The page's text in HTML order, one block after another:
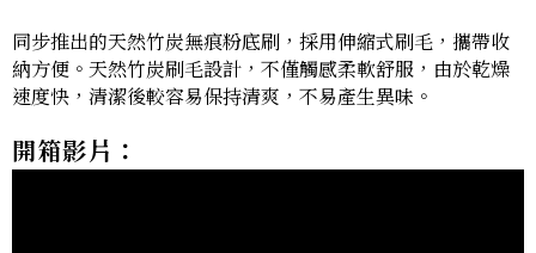
同步推出的天然竹炭無痕粉底刷，採用伸縮式刷毛，攜帶收
納方便。天然竹炭刷毛設計，不僅觸感柔軟舒服，由於乾燥
速度快，清潔後較容易保持清爽，不易產生異味。
開箱影片：